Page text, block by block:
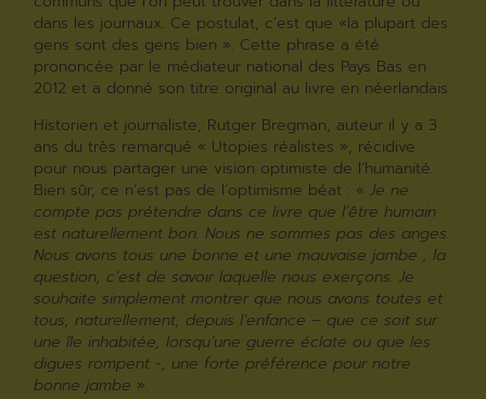
dans les journaux. Ce postulat, c’est que «la plupart des
gens sont des gens bien ». Cette phrase a été
prononcée par le médiateur national des Pays Bas en
2012 et a donné son titre original au livre en néerlandais.
Historien et journaliste, Rutger Bregman, auteur il y a 3
ans du très remarqué « Utopies réalistes », récidive
pour nous partager une vision optimiste de l’humanité.
Bien sûr, ce n’est pas de l’optimisme béat : «Je ne
compte pas prétendre dans ce livre que l’être humain
est naturellement bon. Nous ne sommes pas des anges.
Nous avons tous une bonne et une mauvaise jambe ; la
question, c’est de savoir laquelle nous exerçons. Je
souhaite simplement montrer que nous avons toutes et
tous, naturellement, depuis l’enfance – que ce soit sur
une île inhabitée, lorsqu’une guerre éclate ou que les
digues rompent -, une forte préférence pour notre
bonne jambe ».